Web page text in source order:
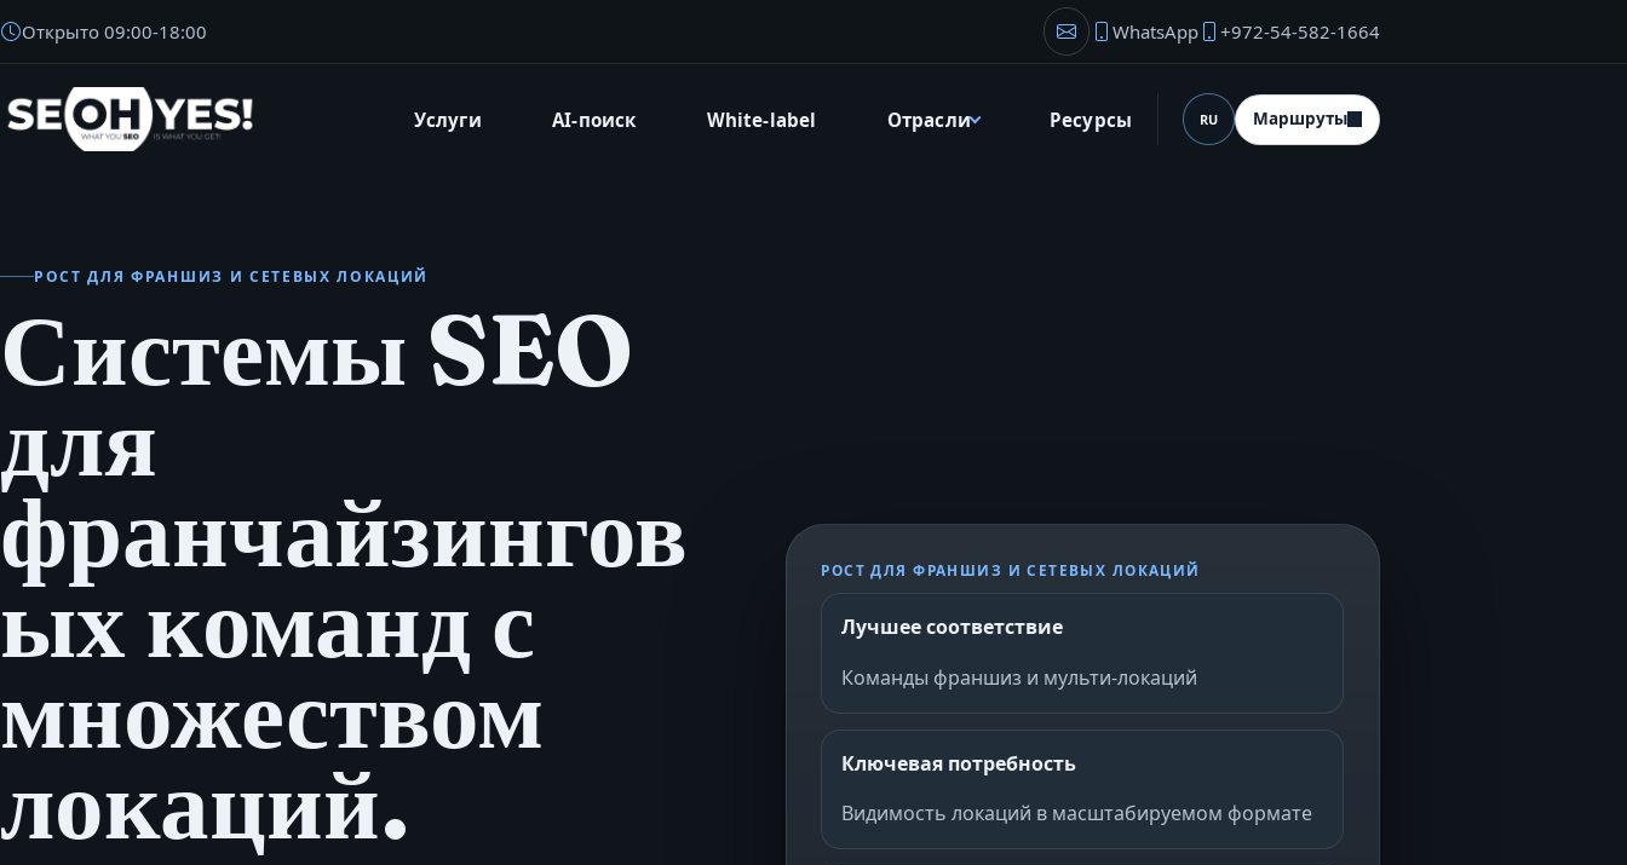
Открыто09:00-18:00 Электронная почта основателя
WhatsApp +972-54-582-1664
SEOH Услуги AI-поиск White-label Отрасли Ресурсы Язык (desktop)
RU Маршруты
РОСТ ДЛЯ ФРАНШИЗ И СЕТЕВЫХ ЛОКАЦИЙ
Системы SEO
для
франчайзингов
ых команд с
множеством
локаций.
РОСТ ДЛЯ ФРАНШИЗ И СЕТЕВЫХ ЛОКАЦИЙ
Лучшее соответствие
Команды франшиз и мульти-локаций
Ключевая потребность
Видимость локаций в масштабируемом формате